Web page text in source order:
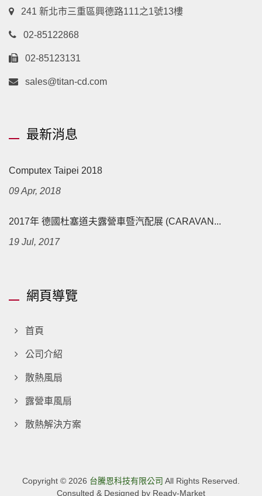
241 新北市三重區興德路111之1號13樓
02-85122868
02-85123131
sales@titan-cd.com
最新消息
Computex Taipei 2018
09 Apr, 2018
2017年 德國杜塞道夫露營車暨汽配展 (CARAVAN...
19 Jul, 2017
網頁導覽
首頁
公司介紹
散熱風扇
露營車風扇
散熱解決方案
Copyright © 2026 台騰恩科技有限公司 All Rights Reserved.
Consulted & Designed by Ready-Market